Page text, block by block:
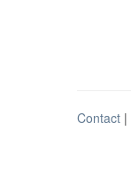
Contact |